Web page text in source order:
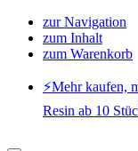
zur Navigation
zum Inhalt
zum Warenkorb
⚡️Mehr kaufen,
Resin ab 10